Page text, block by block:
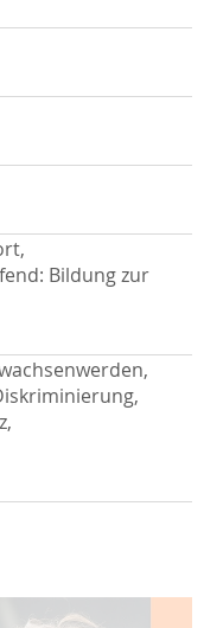
Bildung zur